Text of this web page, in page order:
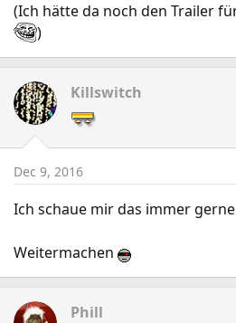
(Ich hätte da noch den Trailer
)
Killswitch
Dec 9, 2016
Ich schaue mir das immer
Weitermachen
Phill